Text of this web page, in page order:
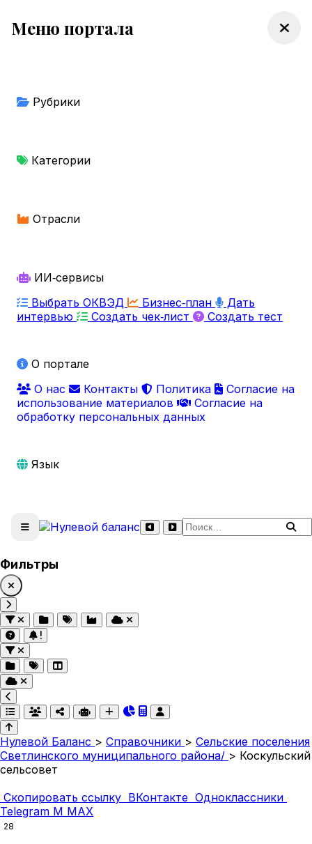
Меню портала
Рубрики
Категории
Отрасли
ИИ‑сервисы
Выбрать ОКВЭД
Бизнес‑план
Дать
интервью
Создать чек‑лист Создать тест
О портале
О нас
Контакты Политика
Согласие на
использование материалов
Согласие на
обработку персональных данных
Язык
Поиск по сайту
Фильтры
Нулевой Баланс > Справочники > Сельские поселения
Светлинского муниципального района/ > Коскульский
сельсовет
Скопировать ссылку ВКонтакте Одноклассники
Telegram M MAX
28